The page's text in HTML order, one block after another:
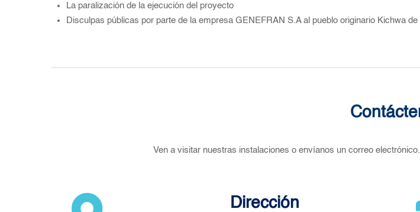
La paralización de la ejecución del proyecto
Disculpas públicas por parte de la empresa GENEFRAN S.A al pueblo originario Kichwa de
Ven a visitar nuestras instalaciones o envíanos un correo
Dirección